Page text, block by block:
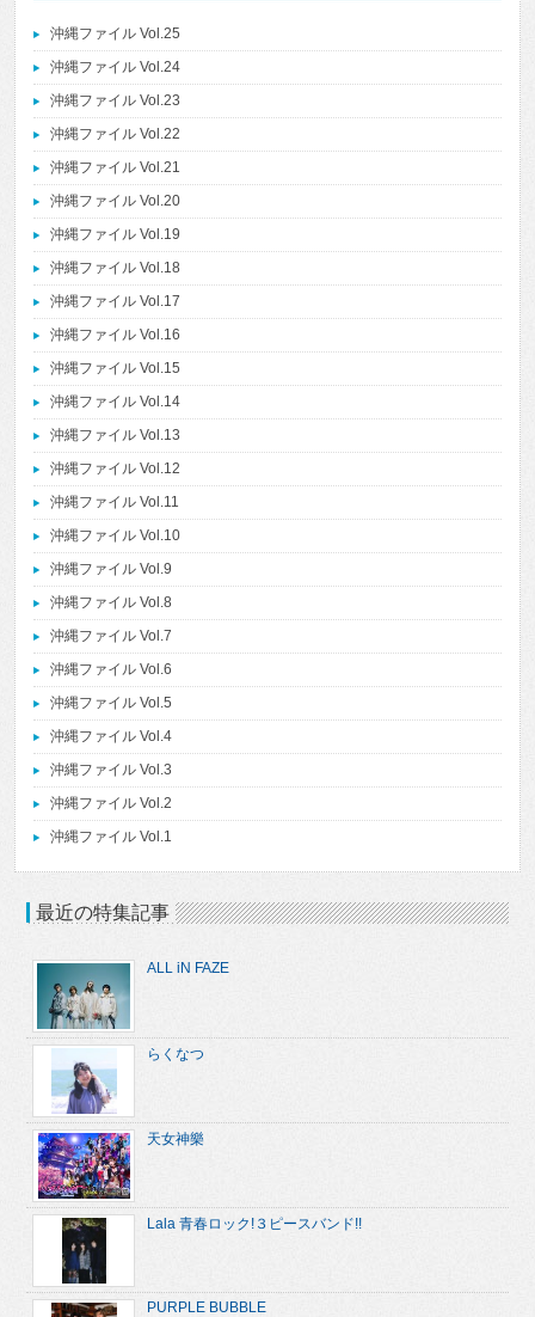
沖縄ファイル Vol.25
沖縄ファイル Vol.24
沖縄ファイル Vol.23
沖縄ファイル Vol.22
沖縄ファイル Vol.21
沖縄ファイル Vol.20
沖縄ファイル Vol.19
沖縄ファイル Vol.18
沖縄ファイル Vol.17
沖縄ファイル Vol.16
沖縄ファイル Vol.15
沖縄ファイル Vol.14
沖縄ファイル Vol.13
沖縄ファイル Vol.12
沖縄ファイル Vol.11
沖縄ファイル Vol.10
沖縄ファイル Vol.9
沖縄ファイル Vol.8
沖縄ファイル Vol.7
沖縄ファイル Vol.6
沖縄ファイル Vol.5
沖縄ファイル Vol.4
沖縄ファイル Vol.3
沖縄ファイル Vol.2
沖縄ファイル Vol.1
最近の特集記事
ALL iN FAZE
らくなつ
天女神樂
Lala 青春ロック!３ピースバンド!!
PURPLE BUBBLE